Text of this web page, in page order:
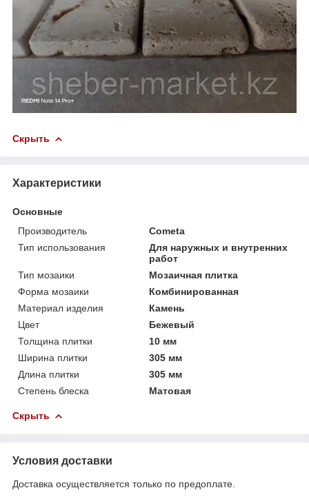
Скрыть
Характеристики
Основные
Производитель
Cometa
Тип использования
Для наружных и внутренних
работ
Тип мозаики
Мозаичная плитка
Форма мозаики
Комбинированная
Материал изделия
Камень
Цвет
Бежевый
Толщина плитки
10 мм
Ширина плитки
305 мм
Длина плитки
305 мм
Степень блеска
Матовая
Скрыть
Условия доставки
Доставка осуществляется только по предоплате.